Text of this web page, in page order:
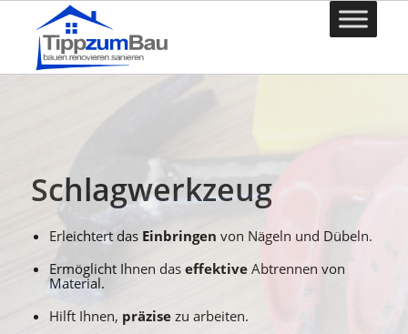
Schlagwerkzeug
Erleichtert das Einbringen von Nägeln und Dübeln.
Ermöglicht Ihnen daseffektive Abtrennen von
Material.
Hilft Ihnen, präzise zu arbeiten.